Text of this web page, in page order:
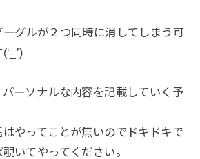
ーグルが２つ同時に消してしまう可
ーソナルな内容を記載していく予
やってことが無いのでドキドキで
いてやってください。